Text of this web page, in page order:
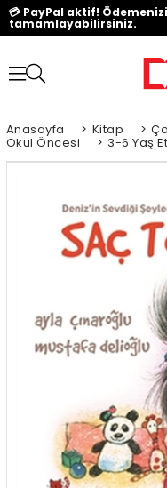
💳 PayPal aktif!
tamamlayabilirsiniz.
Anasayfa > Kitap >
Okul Öncesi > 3-6 Yaş